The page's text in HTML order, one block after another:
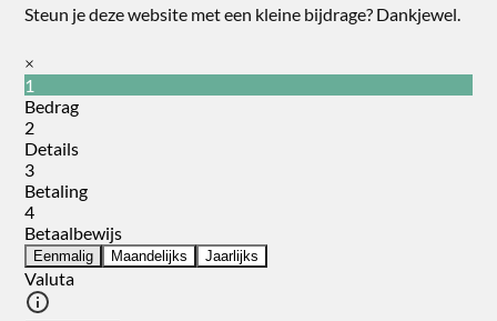
Steun je deze website met een kleine bijdrage? Dankjewel.